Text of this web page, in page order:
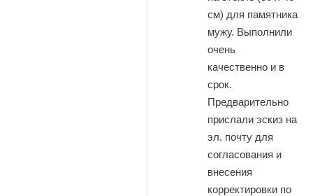
см) для памятника
мужу. Выполнили
очень
качественно и в
срок.
Предварительно
прислали эскиз на
эл. почту для
согласования и
внесения
корректировки по